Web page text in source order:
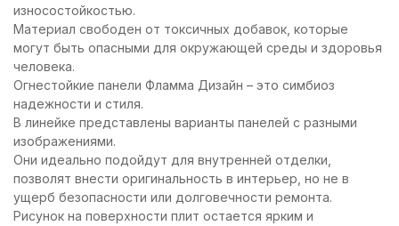
износостойкостью.
Материал свободен от токсичных добавок, которые
могут быть опасными для окружающей среды и здоровья
человека.
Огнестойкие панели Фламма Дизайн – это симбиоз
надежности и стиля.
В линейке представлены варианты панелей с разными
изображениями.
Они идеально подойдут для внутренней отделки,
позволят внести оригинальность в интерьер, но не в
ущерб безопасности или долговечности ремонта.
Рисунок на поверхности плит остается ярким и